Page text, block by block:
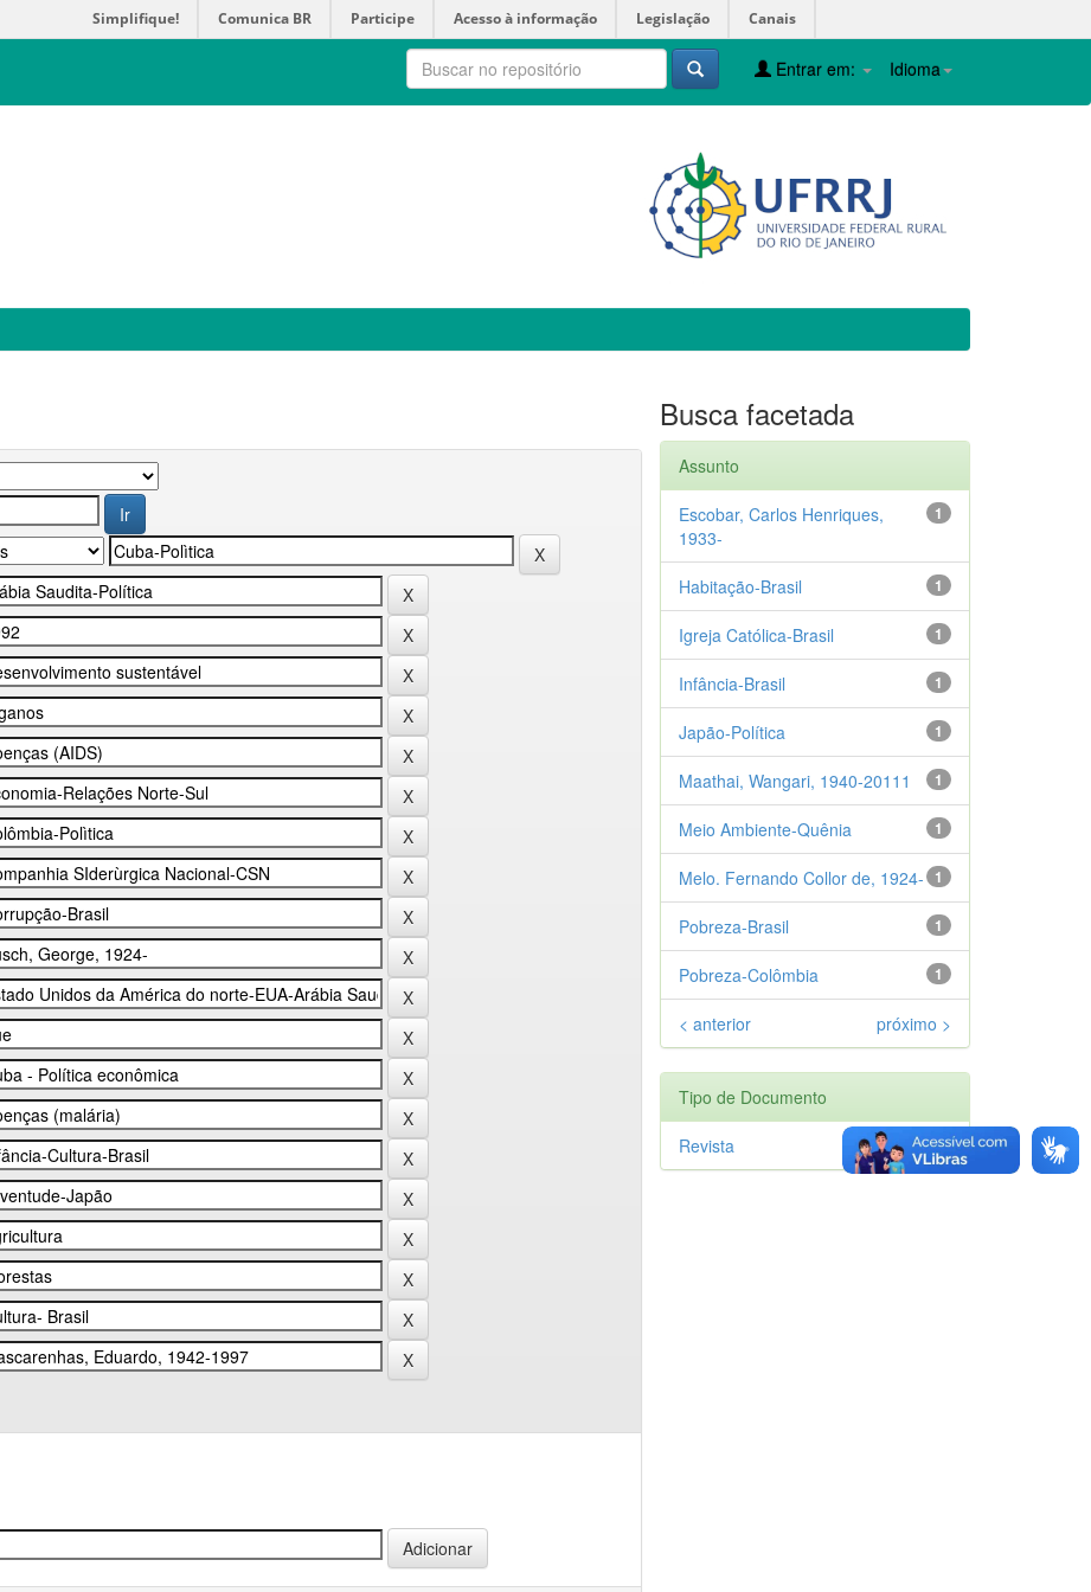
Simplifique! Comunica BR Participe Acesso à informação Legislação Canais
Idioma
Entrar em:
Busca facetada
Assunto
1
Escobar, Carlos Henriques,
1933-
1
Habitação-Brasil
1
Igreja Católica-Brasil
1
Infância-Brasil
1
Japão-Política
1
Maathai, Wangari, 1940-20111
1
Meio Ambiente-Quênia
1
Melo. Fernando Collor de, 1924-
1
Pobreza-Brasil
1
Pobreza-Colômbia
< anterior próximo >
Tipo de Documento
1
Revista